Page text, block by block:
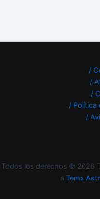
/
/
/
/ Política
/
Todos los derechos © 2026
a Tema